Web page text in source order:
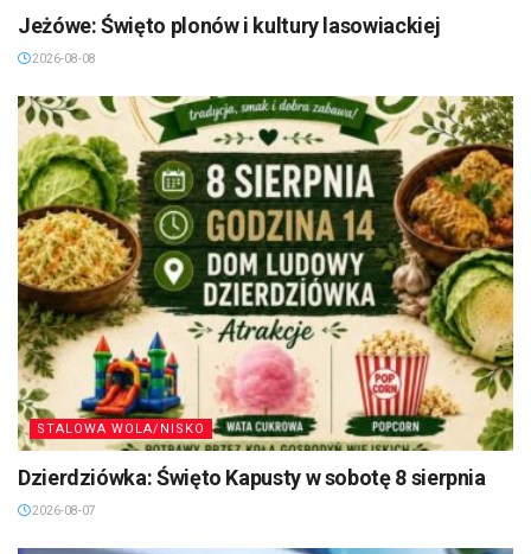
Jeżówe: Święto plonów i kultury lasowiackiej
2026-08-08
STALOWA WOLA/NISKO
Dzierdziówka: Święto Kapusty w sobotę 8 sierpnia
2026-08-07